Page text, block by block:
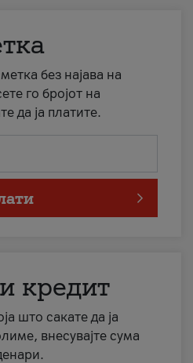
без најава на
го бројот на
да ја платите.
кредит
што сакате да ја
внесувајте сума